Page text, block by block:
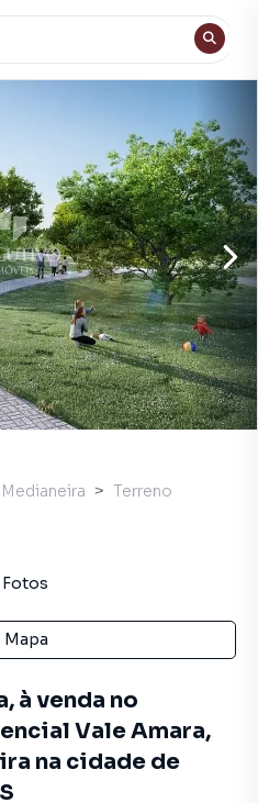
Medianeira
Terreno
Fotos
Mapa
à venda no
Vale Amara,
na cidade de